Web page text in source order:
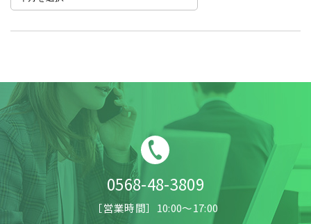
0568-48-3809
［営業時間］10:00〜17:00